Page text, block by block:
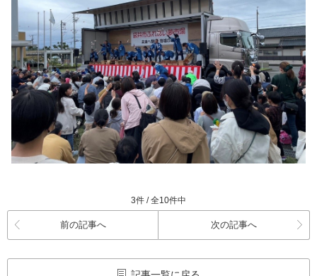
3件 / 全10件中
前の記事へ 次の記事へ
記事一覧に戻る